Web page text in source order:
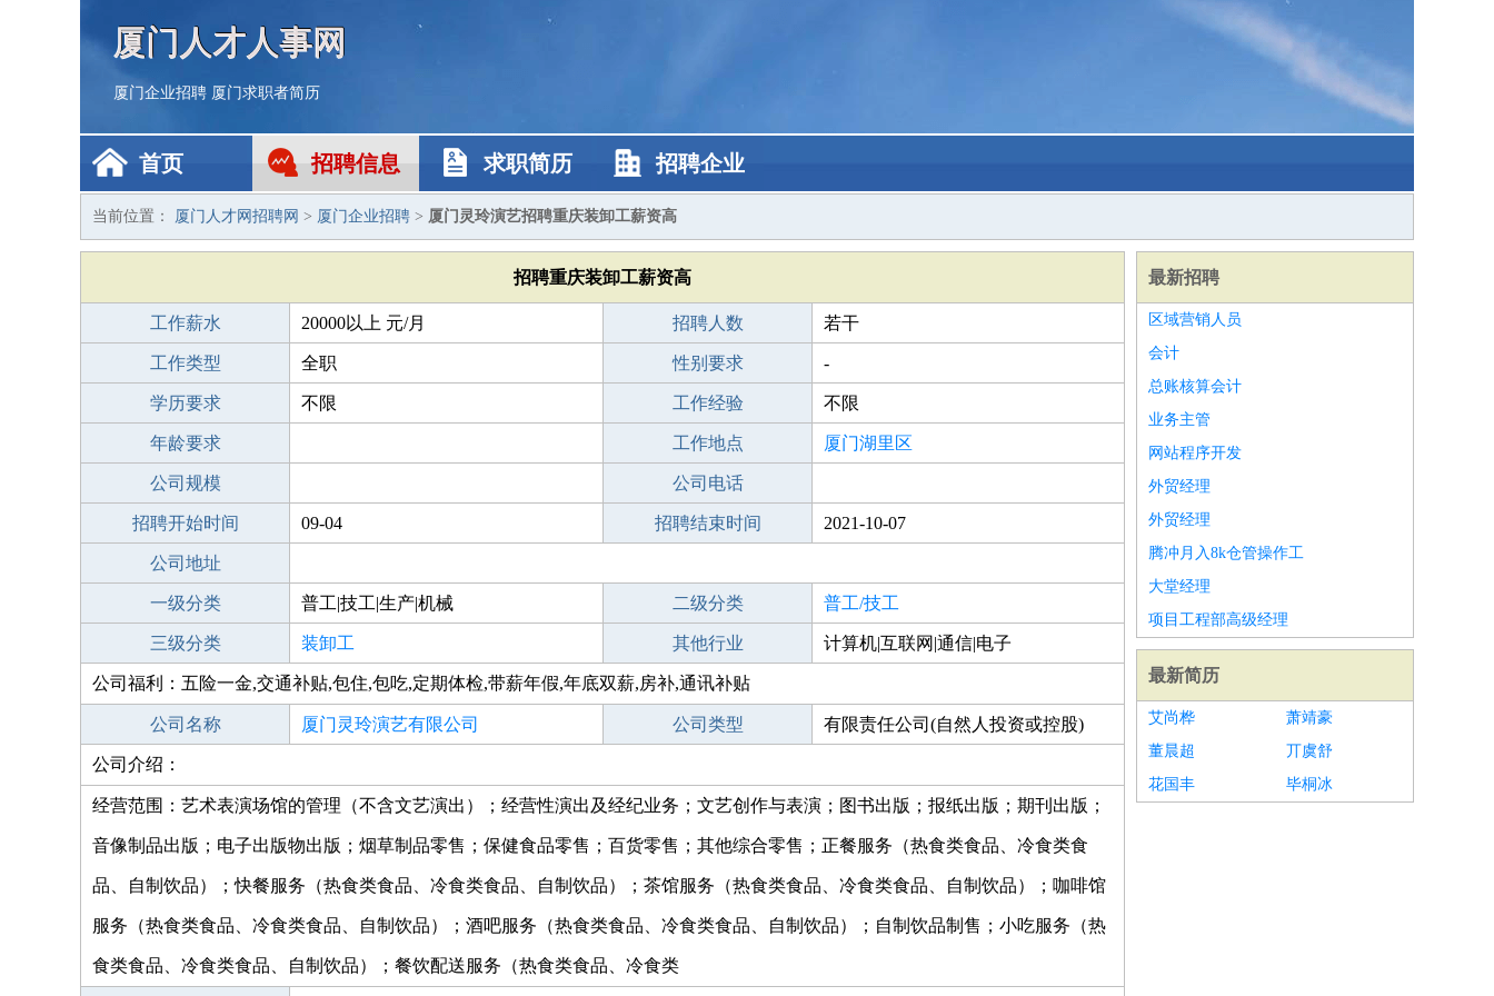
厦门人才人事网
厦门企业招聘 厦门求职者简历
首页 招聘信息 求职简历 招聘企业
当前位置： 厦门人才网招聘网 > 厦门企业招聘 > 厦门灵玲演艺招聘重庆装卸工薪资高
招聘重庆装卸工薪资高
工作薪水 20000以上 元/月 招聘人数 若干
工作类型 全职 性别要求 -
学历要求 不限 工作经验 不限
年龄要求 工作地点 厦门湖里区
公司规模 公司电话
招聘开始时间 09-04 招聘结束时间 2021-10-07
公司地址
一级分类 普工|技工|生产|机械 二级分类 普工/技工
三级分类 装卸工 其他行业 计算机|互联网|通信|电子
公司福利：五险一金,交通补贴,包住,包吃,定期体检,带薪年假,年底双薪,房补,通讯补贴
公司名称 厦门灵玲演艺有限公司 公司类型 有限责任公司(自然人投资或控股)
公司介绍：
经营范围：艺术表演场馆的管理（不含文艺演出）；经营性演出及经纪业务；文艺创作与表演；图书出版；报纸出版；期刊出版；
音像制品出版；电子出版物出版；烟草制品零售；保健食品零售；百货零售；其他综合零售；正餐服务（热食类食品、冷食类食
品、自制饮品）；快餐服务（热食类食品、冷食类食品、自制饮品）；茶馆服务（热食类食品、冷食类食品、自制饮品）；咖啡馆
服务（热食类食品、冷食类食品、自制饮品）；酒吧服务（热食类食品、冷食类食品、自制饮品）；自制饮品制售；小吃服务（热
食类食品、冷食类食品、自制饮品）；餐饮配送服务（热食类食品、冷食类
最新招聘
区域营销人员
会计
总账核算会计
业务主管
网站程序开发
外贸经理
外贸经理
腾冲月入8k仓管操作工
大堂经理
项目工程部高级经理
最新简历
艾尚桦
萧靖豪
董晨超
丌虞舒
花国丰
毕桐冰